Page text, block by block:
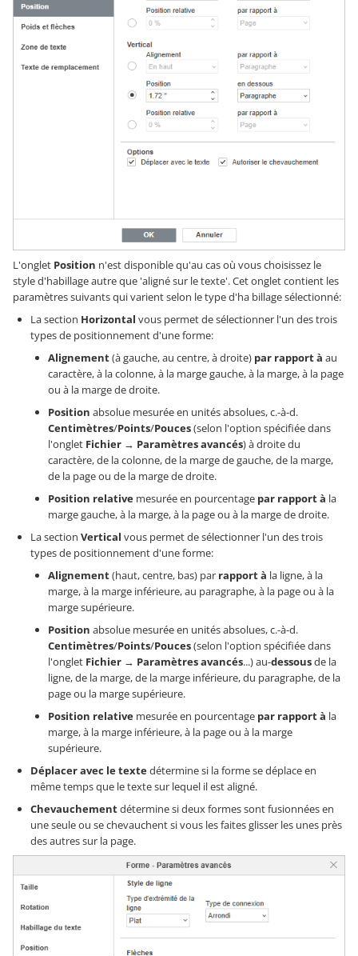
L'onglet Position n'est disponible qu'au cas où vous choisissez le
style d'habillage autre que 'aligné sur le texte'. Cet onglet contient les
paramètres suivants qui varient selon le type d'ha billage sélectionné:
La section Horizontal vous permet de sélectionner l'un des trois
types de positionnement d'une forme:
Alignement(à gauche, au centre, à droite) par rapport à au
caractère, à la colonne, à la marge gauche, à la marge, à la page
ou à la marge de droite.
Position absolue mesurée en unités absolues, c.-à-d.
Centimètres/Points/Pouces(selon l'option spécifiée dans
l'onglet Fichier → Paramètres avancés) à droite du
caractère, de la colonne, de la marge de gauche, de la marge,
de la page ou de la marge de droite.
Position relative mesurée en pourcentage par rapport à la
marge gauche, à la marge, à la page ou à la marge de droite.
La section Vertical vous permet de sélectionner l'un des trois
types de positionnement d'une forme:
Alignement(haut, centre, bas) par rapport à la ligne, à la
marge, à la marge inférieure, au paragraphe, à la page ou à la
marge supérieure.
Position absolue mesurée en unités absolues, c.-à-d.
Centimètres/Points/Pouces(selon l'option spécifiée dans
l'onglet Fichier → Paramètres avancés...) au-dessousde la
ligne, de la marge, de la marge inférieure, du paragraphe, de la
page ou la marge supérieure.
Position relative mesurée en pourcentage par rapport à la
marge, à la marge inférieure, à la page ou à la marge
supérieure.
Déplacer avec le textedétermine si la forme se déplace en
même temps que le texte sur lequel il est aligné.
Chevauchementdétermine si deux formes sont fusionnées en
une seule ou se chevauchent si vous les faites glisser les unes près
des autres sur la page.